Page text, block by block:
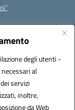
degli utenti -
al
servizi
inoltre,
da Web
istsc_ceis006006